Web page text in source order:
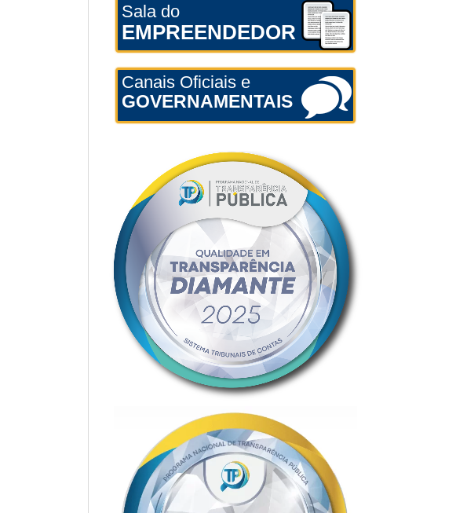
Sala do
EMPREENDEDOR
Canais Oficiais e
GOVERNAMENTAIS